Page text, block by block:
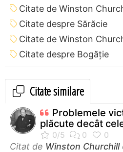
Citate de Winston
Citate despre Sărăcie
Citate de Winston
Citate despre Bogăție
Citate similare
Problemele
plăcute decât
Citat de Winston Churchill